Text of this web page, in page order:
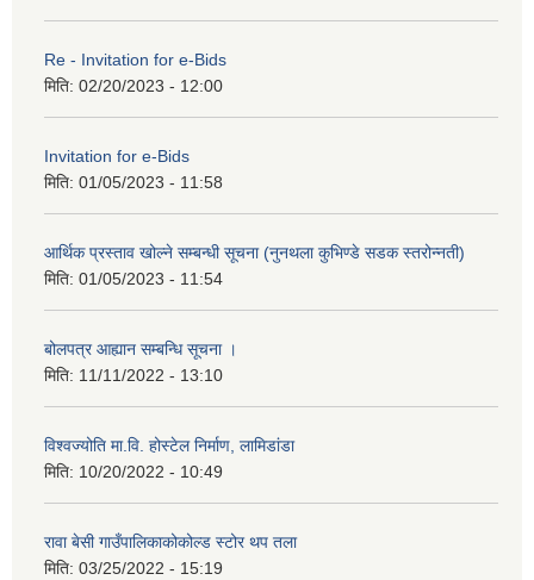
Re - Invitation for e-Bids
मिति: 02/20/2023 - 12:00
Invitation for e-Bids
मिति: 01/05/2023 - 11:58
आर्थिक प्रस्ताव खोल्ने सम्बन्धी सूचना (नुनथला कुभिण्डे सडक स्तरोन्नती)
मिति: 01/05/2023 - 11:54
बोलपत्र आह्यान सम्बन्धि सूचना ।
मिति: 11/11/2022 - 13:10
विश्वज्योति मा.वि. होस्टेल निर्माण, लामिडांडा
मिति: 10/20/2022 - 10:49
रावा बेसी गाउँपालिकाकोकोल्ड स्टोर थप तला
मिति: 03/25/2022 - 15:19